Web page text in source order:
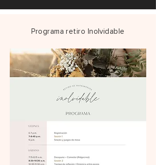
Programa retiro Inolvidable